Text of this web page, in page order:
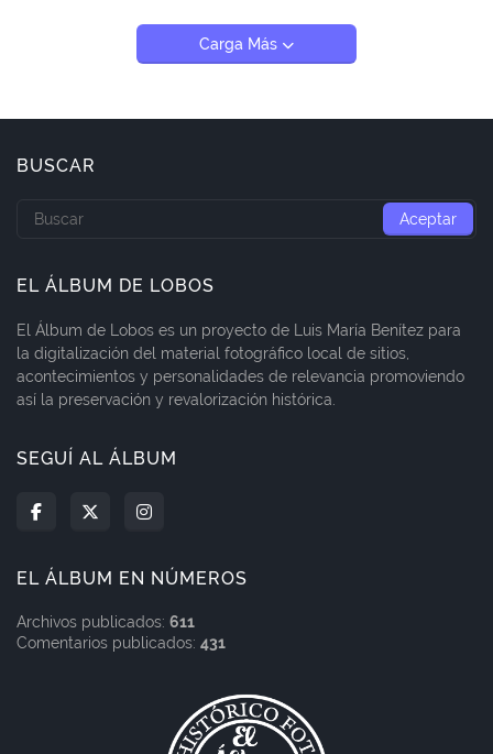
Carga Más
BUSCAR
EL ÁLBUM DE LOBOS
El Álbum de Lobos es un proyecto de Luis María Benítez para
la digitalización del material fotográfico local de sitios,
acontecimientos y personalidades de relevancia promoviendo
así la preservación y revalorización histórica.
SEGUÍ AL ÁLBUM
EL ÁLBUM EN NÚMEROS
Archivos publicados: 611
Comentarios publicados: 431